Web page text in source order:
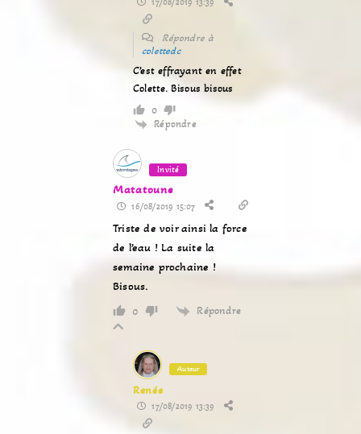
17/08/2019 13:39
Répondre à
colettedc
C’est effrayant en effet
Colette. Bisous bisous
0
Répondre
Invité
Matatoune
16/08/2019 15:07
Triste de voir ainsi la force
de l’eau ! La suite la
semaine prochaine !
Bisous.
0 Répondre
Auteur
Renée
17/08/2019 13:39